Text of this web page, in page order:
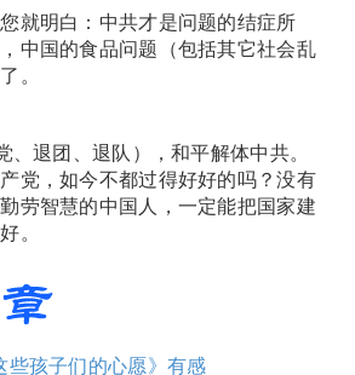
就明白：中共才是问题的结症所
中国的食品问题（包括其它社会乱
。
、退团、退队），和平解体中共。
党，如今不都过得好好的吗？没有
劳智慧的中国人，一定能把国家建
。
孩子们的心愿》有感